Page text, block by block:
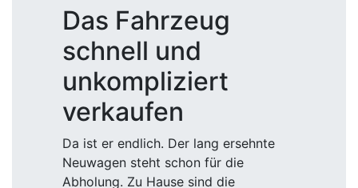
Das Fahrzeug
schnell und
unkompliziert
verkaufen
Da ist er endlich. Der lang ersehnte
Neuwagen steht schon für die
Abholung. Zu Hause sind die